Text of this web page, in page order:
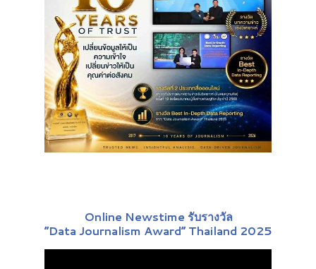
Online Newstime รับรางวัล
“Data Journalism Award” Thailand 2025